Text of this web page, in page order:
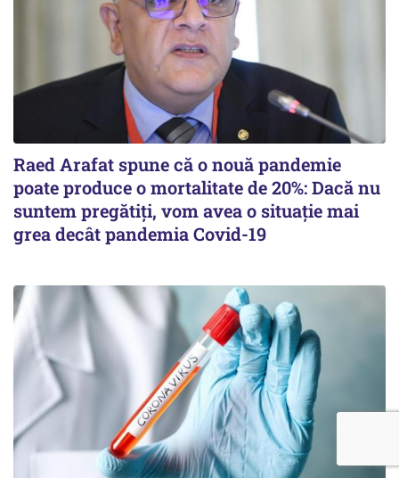
Raed Arafat spune că o nouă pandemie
poate produce o mortalitate de 20%: Dacă nu
suntem pregătiți, vom avea o situație mai
grea decât pandemia Covid-19